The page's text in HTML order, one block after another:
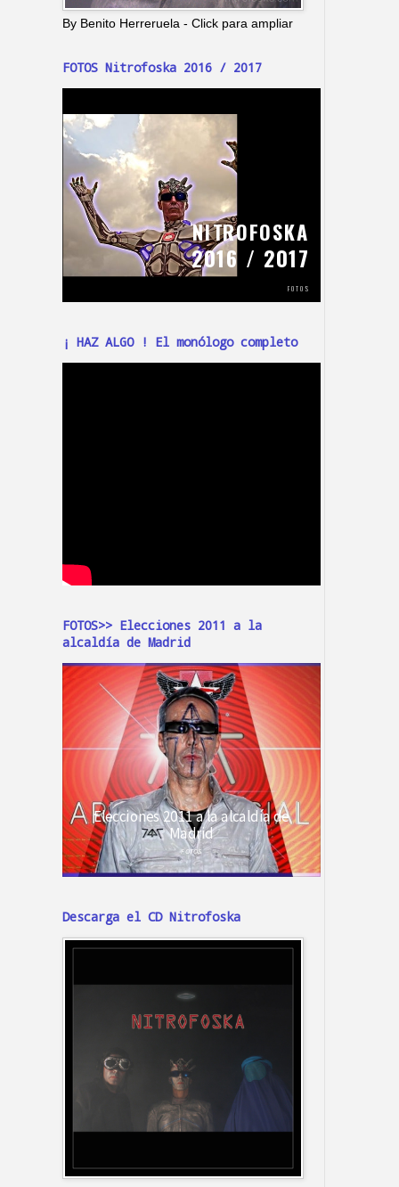
By Benito Herreruela - Click para ampliar
FOTOS Nitrofoska 2016 / 2017
¡ HAZ ALGO ! El monólogo completo
FOTOS>> Elecciones 2011 a la
alcaldía de Madrid
Descarga el CD Nitrofoska